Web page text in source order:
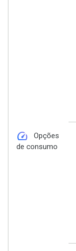
speed
Opções
de consumo